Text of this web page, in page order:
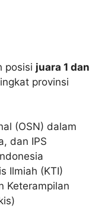
posisi juara 1 dan
provinsi
(OSN) dalam
dan IPS
Ilmiah (KTI)
Keterampilan